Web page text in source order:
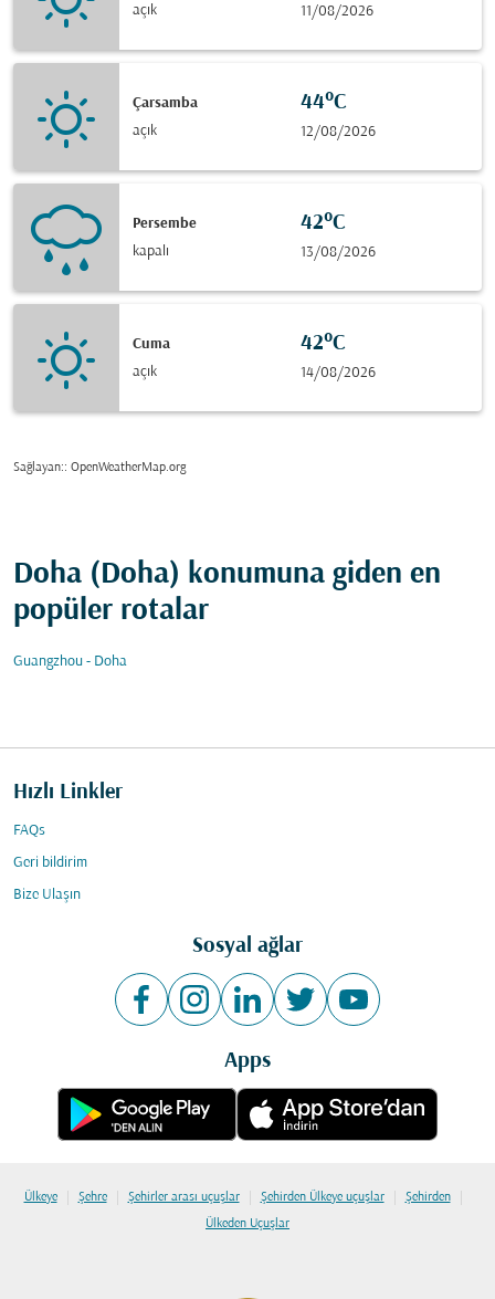
açık
11/08/2026
Çarsamba
açık
44°C
12/08/2026
Persembe
kapalı
42°C
13/08/2026
Cuma
açık
42°C
14/08/2026
Sağlayan:: OpenWeatherMap.org
Doha (Doha) konumuna giden en
popüler rotalar
Guangzhou - Doha
Hızlı Linkler
FAQs
Geri bildirim
Bize Ulaşın
Sosyal ağlar
Apps
Ülkeye | Şehre | Şehirler arası uçuşlar | Şehirden Ülkeye uçuşlar | Şehirden |
Ülkeden Uçuşlar